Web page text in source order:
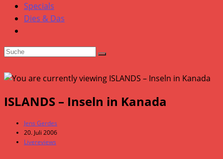
Specials
Dies & Das
ISLANDS – Inseln in Kanada
Beitrags-
Autor:
Jens Gerdes
Beitrag
veröffentlicht:
20. Juli 2006
Beitrags-
Livereviews